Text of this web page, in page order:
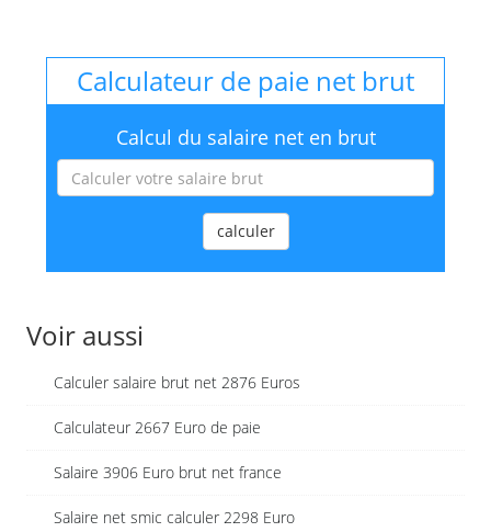
Calculateur de paie net brut
Calcul du salaire net en brut
calculer
Voir aussi
Calculer salaire brut net 2876 Euros
Calculateur 2667 Euro de paie
Salaire 3906 Euro brut net france
Salaire net smic calculer 2298 Euro